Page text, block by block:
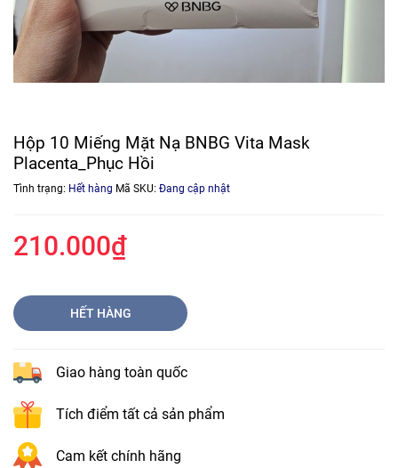
Hộp 10 Miếng Mặt Nạ BNBG Vita Mask
Placenta_Phục Hồi
Tình trạng: Hết hàng Mã SKU: Đang cập nhật
210.000₫
HẾT HÀNG
Giao hàng toàn quốc
Tích điểm tất cả sản phẩm
Cam kết chính hãng